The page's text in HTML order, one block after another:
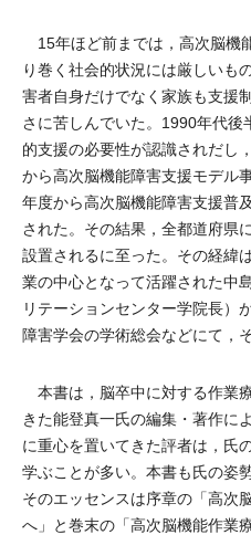
15年ほど前までは，高次脳機
り巻く社会的状況には厳しいも
害者自身だけでなく家族も支援
さに苦しんでいた。1990年代後
的支援の必要性が認識されだし
から高次脳機能障害支援モデル
年度から高次脳機能障害支援普
された。その結果，全都道府県
設置されるに至った。その経緯
業の中心となって活躍された中
リテーションセンター学院長）
障害学会の学術総会などにて，
本書は，脳卒中に対する作業
きた能登真一氏の編集・著作に
に重心を置いてきた評者は，氏
学ぶことが多い。本書も氏の姿
そのエッセンスは序章の「高次
へ」と巻末の「高次脳機能作業